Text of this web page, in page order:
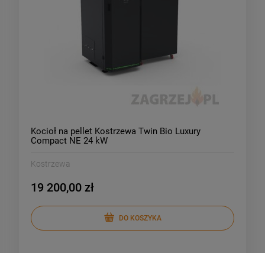
Kocioł na pellet Kostrzewa Twin Bio Luxury
Compact NE 24 kW
Kostrzewa
19 200,00 zł
DO KOSZYKA